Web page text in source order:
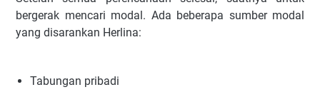
bergerak mencari modal. Ada beberapa sumber modal
yang disarankan Herlina:
Tabungan pribadi